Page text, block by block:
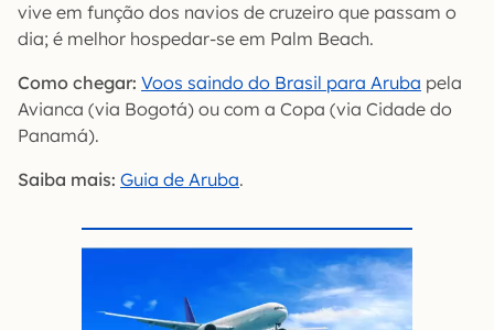
vive em função dos navios de cruzeiro que passam o
dia; é melhor hospedar-se em Palm Beach.
Como chegar: Voos saindo do Brasil para Aruba pela
Avianca (via Bogotá) ou com a Copa (via Cidade do
Panamá).
Saiba mais: Guia de Aruba.